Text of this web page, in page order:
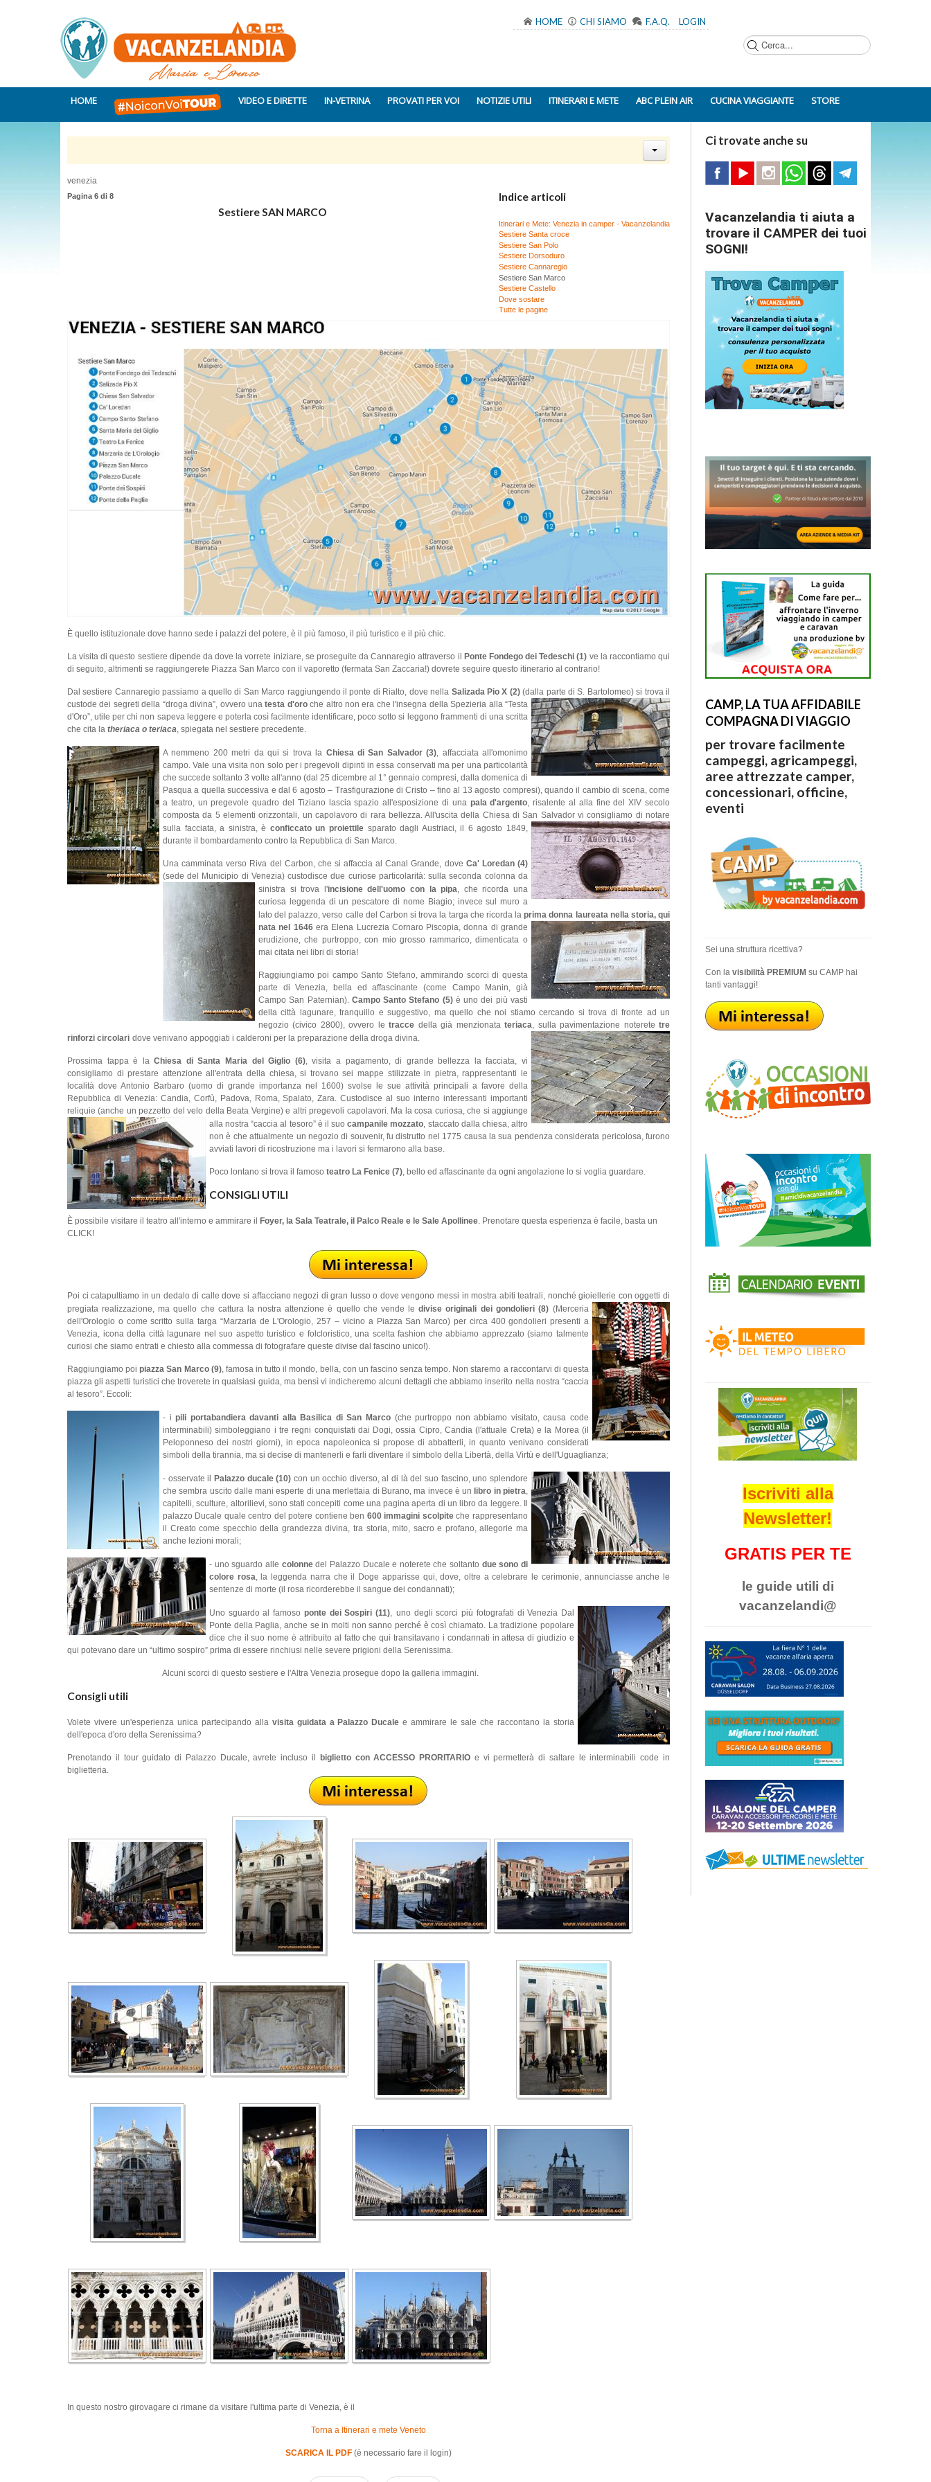
HOME CHI SIAMO F.A.Q. LOGIN
HOME VIDEO E DIRETTE IN-VETRINA PROVATI PER VOI NOTIZIE UTILI ITINERARI E METE ABC PLEIN AIR CUCINA VIAGGIANTE STORE
venezia
Indice articoli
Itinerari e Mete: Venezia in camper - Vacanzelandia
Sestiere Santa croce
Sestiere San Polo
Sestiere Dorsoduro
Sestiere Cannaregio
Sestiere San Marco
Sestiere Castello
Dove sostare
Tutte le pagine
Pagina 6 di 8
Sestiere SAN MARCO
È quello istituzionale dove hanno sede i palazzi del potere, è il più famoso, il più turistico e il più chic.
La visita di questo sestiere dipende da dove la vorrete iniziare, se proseguite da Cannaregio attraverso il Ponte Fondego dei Tedeschi (1) ve la raccontiamo qui
di seguito, altrimenti se raggiungerete Piazza San Marco con il vaporetto (fermata San Zaccaria!) dovrete seguire questo itinerario al contrario!
Dal sestiere Cannaregio passiamo a quello di San Marco raggiungendo il ponte di Rialto, dove nella Salizada Pio X (2)(dalla parte di S. Bartolomeo) si trova il
custode dei segreti della “droga divina”, ovvero unatesta d'oroche altro non era che l'insegna della Spezieria alla “Testa
d'Oro”, utile per chi non sapeva leggere e poterla così facilmente identificare, poco sotto si leggono frammenti di una scritta
che cita la theriaca o teriaca, spiegata nel sestiere precedente.
A nemmeno 200 metri da qui si trova la Chiesa di San Salvador (3), affacciata all'omonimo
campo. Vale una visita non solo per i pregevoli dipinti in essa conservati ma per una particolarità
che succede soltanto 3 volte all'anno (dal 25 dicembre al 1° gennaio compresi, dalla domenica di
Pasqua a quella successiva e dal 6 agosto – Trasfigurazione di Cristo – fino al 13 agosto compresi), quando il cambio di scena, come
a teatro, un pregevole quadro del Tiziano lascia spazio all'esposizione di una pala d'argento, risalente al alla fine del XIV secolo
composta da 5 elementi orizzontali, un capolavoro di rara bellezza. All'uscita della Chiesa di San Salvador vi consigliamo di notare
sulla facciata, a sinistra, è conficcato un proiettile sparato dagli Austriaci, il 6 agosto 1849,
durante il bombardamento contro la Repubblica di San Marco.
Una camminata verso Riva del Carbon, che si affaccia al Canal Grande, dove Ca' Loredan (4)
(sede del Municipio di Venezia) custodisce due curiose particolarità: sulla seconda colonna da
sinistra si trova l'incisione dell'uomo con la pipa, che ricorda una
curiosa leggenda di un pescatore di nome Biagio; invece sul muro a
lato del palazzo, verso calle del Carbon si trova la targa che ricorda laprima donna laureata nella storia,qui
nata nel 1646era Elena Lucrezia Cornaro Piscopia, donna di grande
erudizione, che purtroppo, con mio grosso rammarico, dimenticata o
mai citata nei libri di storia!
Raggiungiamo poi campo Santo Stefano, ammirando scorci di questa
parte di Venezia, bella ed affascinante (come Campo Manin, già
Campo San Paternian). Campo Santo Stefano (5)è uno dei più vasti
della città lagunare, tranquillo e suggestivo, ma quello che noi stiamo cercando si trova di fronte ad un
negozio (civico 2800), ovvero letracce della già menzionatateriaca, sulla pavimentazione noterete tre
rinforzi circolari dove venivano appoggiati i calderoni per la preparazione della droga divina.
Prossima tappa è laChiesa di Santa Maria del Giglio (6), visita a pagamento, di grande bellezza la facciata, vi
consigliamo di prestare attenzione all'entrata della chiesa, si trovano sei mappe stilizzate in pietra, rappresentanti le
località dove Antonio Barbaro (uomo di grande importanza nel 1600) svolse le sue attività principali a favore della
Repubblica di Venezia: Candia, Corfù, Padova, Roma, Spalato, Zara. Custodisce al suo interno interessanti importanti
reliquie (anche un pezzetto del velo della Beata Vergine) e altri pregevoli capolavori. Ma la cosa curiosa, che si aggiunge
alla nostra “caccia al tesoro” è il suocampanile mozzato, staccato dalla chiesa, altro
non è che attualmente un negozio di souvenir, fu distrutto nel 1775 causa la sua pendenza considerata pericolosa, furono
avviati lavori di ricostruzione ma i lavori si fermarono alla base.
Poco lontano si trova il famoso teatro La Fenice (7), bello ed affascinante da ogni angolazione lo si voglia guardare.
CONSIGLI UTILI
È possibile visitare il teatro all'interno e ammirare il Foyer, la Sala Teatrale, il Palco Reale e le Sale Apollinee. Prenotare questa esperienza è facile, basta un
CLICK!
Poi ci catapultiamo in un dedalo di calle dove si affacciano negozi di gran lusso o dove vengono messi in mostra abiti teatrali, nonché gioiellerie con oggetti di
pregiata realizzazione, ma quello che cattura la nostra attenzione è quello che vende ledivise originali dei gondolieri (8) (Merceria
dell'Orologio o come scritto sulla targa “Marzaria de L'Orologio, 257 – vicino a Piazza San Marco) per circa 400 gondolieri presenti a
Venezia, icona della città lagunare nel suo aspetto turistico e folcloristico, una scelta fashion che abbiamo apprezzato (siamo talmente
curiosi che siamo entrati e chiesto alla commessa di fotografare queste divise dal fascino unico!).
Raggiungiamo poipiazza San Marco (9), famosa in tutto il mondo, bella, con un fascino senza tempo. Non staremo a raccontarvi di questa
piazza gli aspetti turistici che troverete in qualsiasi guida, ma bensì vi indicheremo alcuni dettagli che abbiamo inserito nella nostra “caccia
al tesoro”. Eccoli:
- ipili portabandiera davanti alla Basilica di San Marco (che purtroppo non abbiamo visitato, causa code
interminabili) simboleggiano i tre regni conquistati dai Dogi, ossia Cipro, Candia (l'attuale Creta) e la Morea (il
Peloponneso dei nostri giorni), in epoca napoleonica si propose di abbatterli, in quanto venivano considerati
simboli della tirannia, ma si decise di mantenerli e farli diventare il simbolo della Libertà, della Virtù e dell'Uguaglianza;
- osservate il Palazzo ducale (10) con un occhio diverso, al di là del suo fascino, uno splendore
che sembra uscito dalle mani esperte di una merlettaia di Burano, ma invece è unlibro in pietra,
capitelli, sculture, altorilievi, sono stati concepiti come una pagina aperta di un libro da leggere. Il
palazzo Ducale quale centro del potere contiene ben 600 immagini scolpite che rappresentano
il Creato come specchio della grandezza divina, tra storia, mito, sacro e profano, allegorie ma
anche lezioni morali;
- uno sguardo alle colonnedel Palazzo Ducale e noterete che soltanto due sono di
colore rosa, la leggenda narra che il Doge apparisse qui, dove, oltre a celebrare le cerimonie, annunciasse anche le
sentenze di morte (il rosa ricorderebbe il sangue dei condannati);
Uno sguardo al famoso ponte dei Sospiri (11), uno degli scorci più fotografati di Venezia Dal
Ponte della Paglia, anche se in molti non sanno perché è così chiamato. La tradizione popolare
dice che il suo nome è attribuito al fatto che qui transitavano i condannati in attesa di giudizio e
qui potevano dare un “ultimo sospiro” prima di essere rinchiusi nelle severe prigioni della Serenissima.
Alcuni scorci di questo sestiere e l'Altra Venezia prosegue dopo la galleria immagini.
Consigli utili
Volete vivere un'esperienza unica partecipando allavisita guidata a Palazzo Ducale e ammirare le sale che raccontano la storia
dell'epoca d'oro della Serenissima?
Prenotando il tour guidato di Palazzo Ducale, avrete incluso il biglietto con ACCESSO PRORITARIO e vi permetterà di saltare le interminabili code in
biglietteria.
In questo nostro girovagare ci rimane da visitare l'ultima parte di Venezia, è il
Torna a Itinerari e mete Veneto
SCARICA IL PDF(è necessario fare il login)
Ci trovate anche su
Vacanzelandia ti aiuta a
trovare il CAMPER dei tuoi
SOGNI!
CAMP, LA TUA AFFIDABILE
COMPAGNA DI VIAGGIO
per trovare facilmente
campeggi, agricampeggi,
aree attrezzate camper,
concessionari, officine,
eventi
Sei una struttura ricettiva?
Con la visibilità PREMIUMsu CAMP hai
tanti vantaggi!
Iscriviti alla
Newsletter!
GRATIS PER TE
le guide utili di
vacanzelandi@